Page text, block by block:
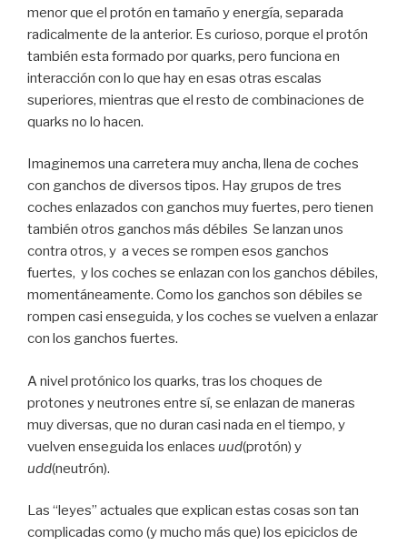
menor que el protón en tamaño y energía, separada
radicalmente de la anterior. Es curioso, porque el protón
también esta formado por quarks, pero funciona en
interacción con lo que hay en esas otras escalas
superiores, mientras que el resto de combinaciones de
quarks no lo hacen.
Imaginemos una carretera muy ancha, llena de coches
con ganchos de diversos tipos. Hay grupos de tres
coches enlazados con ganchos muy fuertes, pero tienen
también otros ganchos más débiles Se lanzan unos
contra otros, y a veces se rompen esos ganchos
fuertes, y los coches se enlazan con los ganchos débiles,
momentáneamente. Como los ganchos son débiles se
rompen casi enseguida, y los coches se vuelven a enlazar
con los ganchos fuertes.
A nivel protónico los quarks, tras los choques de
protones y neutrones entre sí, se enlazan de maneras
muy diversas, que no duran casi nada en el tiempo, y
vuelven enseguida los enlaces uud(protón) y
udd(neutrón).
Las “leyes” actuales que explican estas cosas son tan
complicadas como (y mucho más que) los epiciclos de